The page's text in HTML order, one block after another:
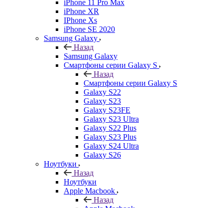
iPhone 11 Pro Max
iPhone XR
IPhone Xs
iPhone SE 2020
Samsung Galaxy
Назад
Samsung Galaxy
Смартфоны серии Galaxy S
Назад
Смартфоны серии Galaxy S
Galaxy S22
Galaxy S23
Galaxy S23FE
Galaxy S23 Ultra
Galaxy S22 Plus
Galaxy S23 Plus
Galaxy S24 Ultra
Galaxy S26
Ноутбуки
Назад
Ноутбуки
Apple Macbook
Назад